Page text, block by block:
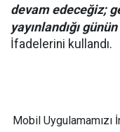
devam edeceğiz;
yayınlandığı
İfadelerini kullandı.
Mobil Uygulamamızı